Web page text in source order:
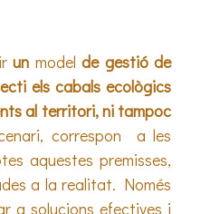
un modelde gestió de
els cabals ecològics
al territori, ni tampoc
correspon a les
aquestes premisses,
a la realitat. Només
a solucions efectives i